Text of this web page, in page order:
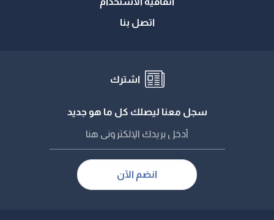
اتصل بنا
اشترك
سجل معنا ليصلك كل ما هو جديد
انضم الآن